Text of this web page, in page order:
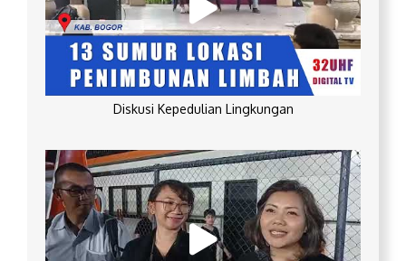
Diskusi Kepedulian Lingkungan